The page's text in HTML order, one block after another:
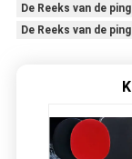
De Reeks van de
De Reeks van de